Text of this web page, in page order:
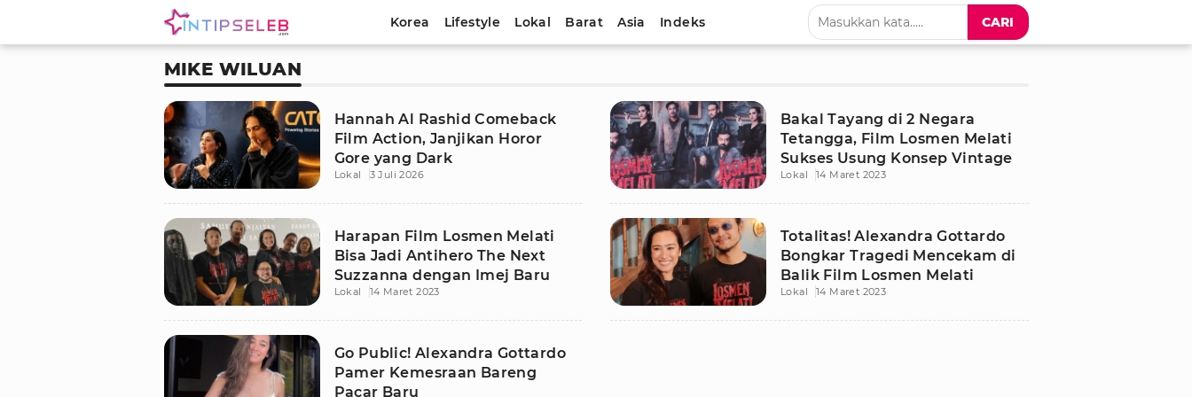
Korea Lifestyle Lokal Barat Asia Indeks CARI
MIKE WILUAN
Hannah Al Rashid Comeback
Film Action, Janjikan Horor
Gore yang Dark
Lokal 3 Juli 2026
Bakal Tayang di 2 Negara
Tetangga, Film Losmen Melati
Sukses Usung Konsep Vintage
Lokal 14 Maret 2023
Harapan Film Losmen Melati
Bisa Jadi Antihero The Next
Suzzanna dengan Imej Baru
Lokal 14 Maret 2023
Totalitas! Alexandra Gottardo
Bongkar Tragedi Mencekam di
Balik Film Losmen Melati
Lokal 14 Maret 2023
Go Public! Alexandra Gottardo
Pamer Kemesraan Bareng
Pacar Baru